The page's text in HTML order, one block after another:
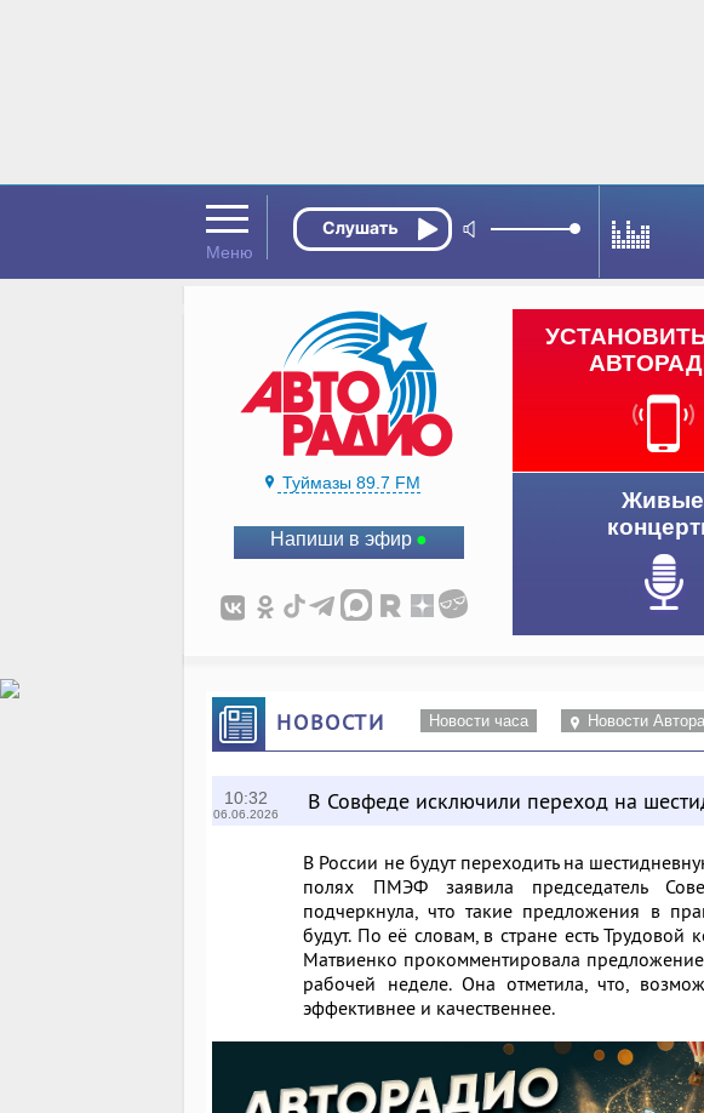
Туймазы 89.7 FM
Напиши в эфир
Живые
НОВОСТИ Новости часа Новости
10:32
06.06.2026 В Совфеде исключили переход на
В России не будут переходить на
полях ПМЭФ заявила председатель
подчеркнула, что такие предложения в
будут. По её словам, в стране есть Трудовой
Матвиенко прокомментировала
рабочей неделе. Она отметила, что,
эффективнее и качественнее.